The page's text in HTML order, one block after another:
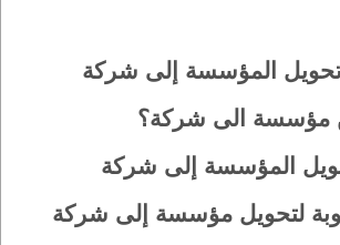
المؤسسة إلى شركة
مؤسسة الى شركة؟
المؤسسة إلى شركة
لتحويل مؤسسة إلى شركة